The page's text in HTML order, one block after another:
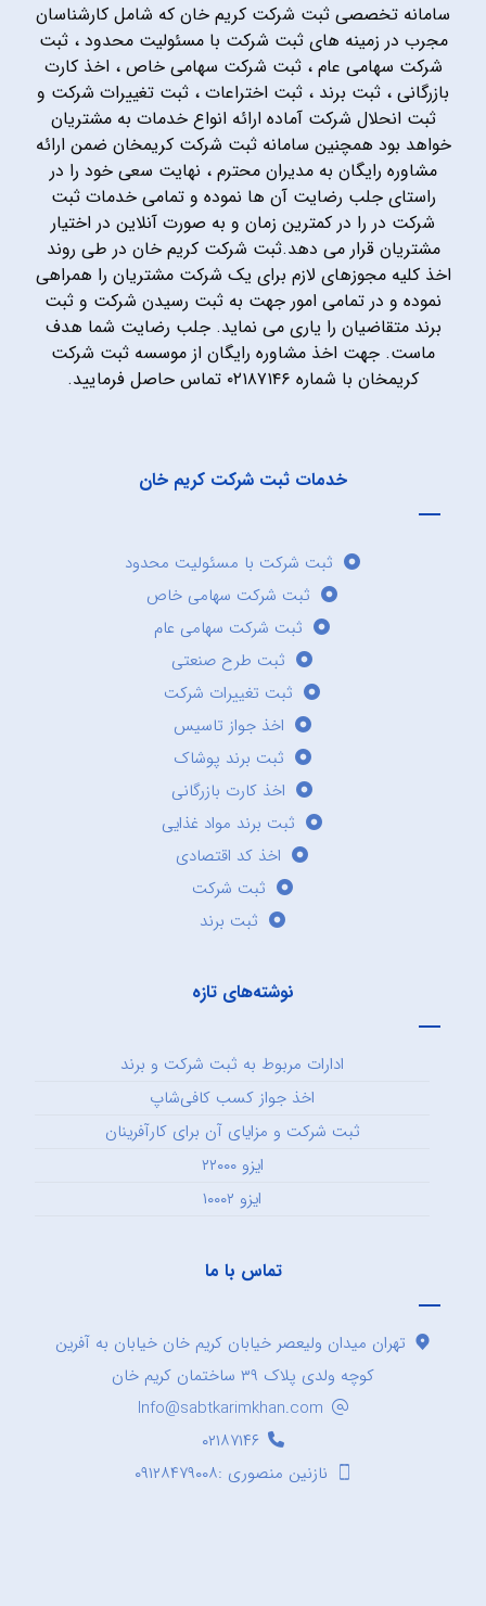
سامانه تخصصی ثبت شرکت کریم خان که شامل کارشناسان
مجرب در زمینه های ثبت شرکت با مسئولیت محدود ، ثبت
شرکت سهامی عام ، ثبت شرکت سهامی خاص ، اخذ کارت
بازرگانی ، ثبت برند ، ثبت اختراعات ، ثبت تغییرات شرکت و
ثبت انحلال شرکت آماده ارائه انواع خدمات به مشتریان
خواهد بود همچنین سامانه ثبت شرکت کریمخان ضمن ارائه
مشاوره رایگان به مدیران محترم ، نهایت سعی خود را در
راستای جلب رضایت آن ها نموده و تمامی خدمات ثبت
شرکت در را در کمترین زمان و به صورت آنلاین در اختیار
مشتریان قرار می دهد.ثبت شرکت کریم خان در طی روند
اخذ کلیه مجوزهای لازم برای یک شرکت مشتریان را همراهی
نموده و در تمامی امور جهت به ثبت رسیدن شرکت و ثبت
برند متقاضیان را یاری می نماید. جلب رضایت شما هدف
ماست. جهت اخذ مشاوره رایگان از موسسه ثبت شرکت
کریمخان با شماره ۰۲۱۸۷۱۴۶ تماس حاصل فرمایید.
خدمات ثبت شرکت کریم خان
ثبت شرکت با مسئولیت محدود
ثبت شرکت سهامی خاص
ثبت شرکت سهامی عام
ثبت طرح صنعتی
ثبت تغییرات شرکت
اخذ جواز تاسیس
ثبت برند پوشاک
اخذ کارت بازرگانی
ثبت برند مواد غذایی
اخذ کد اقتصادی
ثبت شرکت
ثبت برند
نوشته‌های تازه
ادارات مربوط به ثبت شرکت و برند
اخذ جواز کسب کافی‌شاپ
ثبت شرکت و مزایای آن برای کارآفرینان
ایزو ۲۲۰۰۰
ایزو ۱۰۰۰۲
تماس با ما
تهران میدان ولیعصر خیابان کریم خان خیابان به آفرین
کوچه ولدی پلاک ۳۹ ساختمان کریم خان
Info@sabtkarimkhan.com
۰۲۱۸۷۱۴۶
نازنین منصوری :۰۹۱۲۸۴۷۹۰۰۸